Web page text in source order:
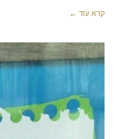
קרא עוד ←